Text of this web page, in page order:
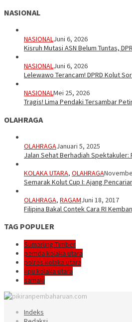
NASIONAL
NASIONALJuni 6, 2026
Kisruh Mutasi ASN Belum Tuntas,
NASIONALJuni 6, 2026
Lelewawo Terancam! DPRD Kolut
NASIONALMei 25, 2026
Tragis! Lima Pendaki Tersambar
OLAHRAGA
OLAHRAGAJanuari 5, 2025
Jalan Sehat Berhadiah
KOLAKA UTARA, OLAHRAGA
Semarak Kolut Cup I: Ajang
OLAHRAGA, RAGAMJuni 18, 2017
Filipina Bakal Contek Cara RI
TAG POPULER
Sumarling-Timber
pemda kolaka utara
polres kolaka utara
kpu kolaka utara
samaki
Indeks